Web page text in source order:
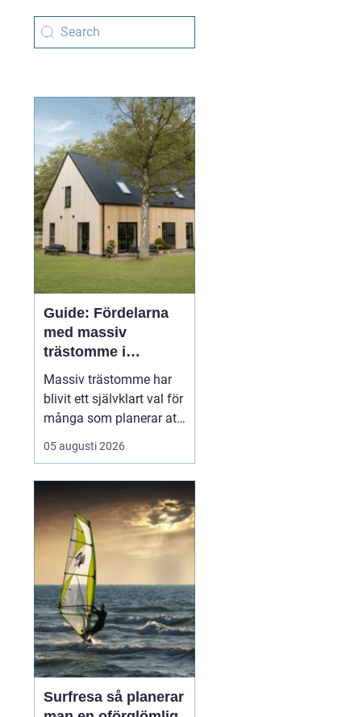
Guide: Fördelarna
med massiv
trästomme i
moderna villor
Massiv trästomme har
blivit ett självklart val för
många som planerar att
bygga hus och vill
kombinera hållbarhet,
varm känsla i hemmet.
Genom att välja en
stomme i massivträ
skapas en ...
05 augusti 2026
Surfresa så planerar